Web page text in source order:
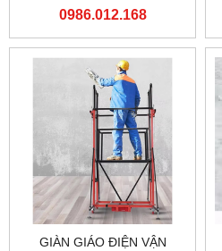
ĐẦU MÁY HÀ NỘI TỔNG
VIỆT NAM
0986.012.168
GIÀN GIÁO ĐIỆN VẬN